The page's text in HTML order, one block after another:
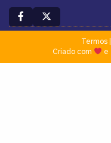
Termos|
Criado com
e